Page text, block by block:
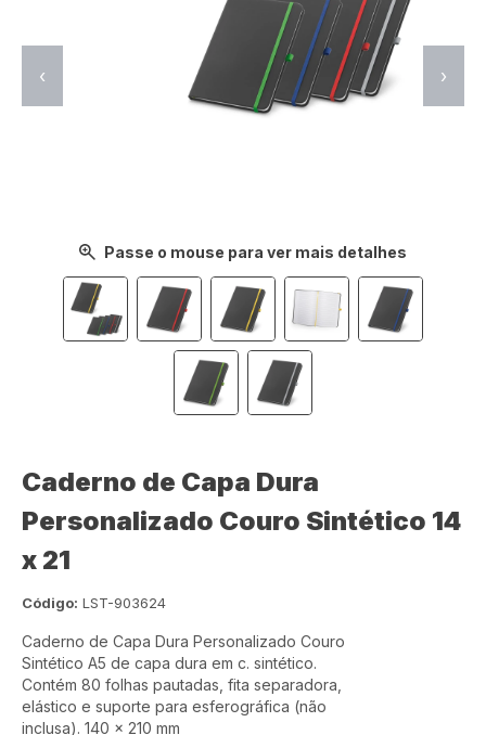
Passe o mouse para ver mais detalhes
‹ ›
Caderno de Capa Dura
Personalizado Couro Sintético 14
x 21
Código: LST-903624
Caderno de Capa Dura Personalizado Couro
Sintético A5 de capa dura em c. sintético.
Contém 80 folhas pautadas, fita separadora,
elástico e suporte para esferográfica (não
inclusa). 140 x 210 mm